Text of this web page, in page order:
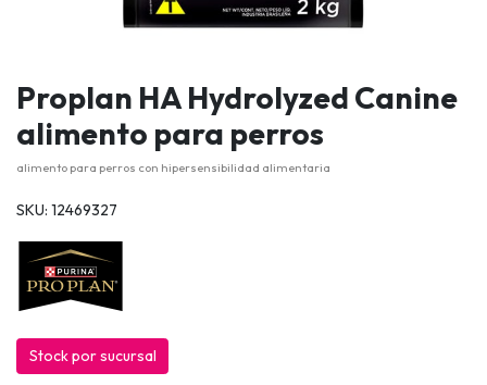
Proplan HA Hydrolyzed Canine
alimento para perros
alimento para perros con hipersensibilidad alimentaria
SKU: 12469327
Stock por sucursal